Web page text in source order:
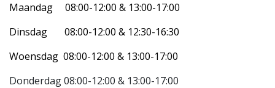
Maandag 08:00-12:00 & 13:00-17:00
Dinsdag 08:00-12:00 & 12:30-16:30
Woensdag 08:00-12:00 & 13:00-17:00
Donderdag 08:00-12:00 & 13:00-17:00